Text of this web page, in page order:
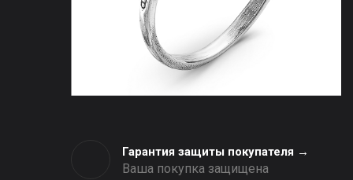
Гарантия защиты покупателя →
Ваша покупка защищена